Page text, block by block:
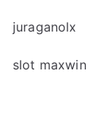
juraganolx
slot maxwin